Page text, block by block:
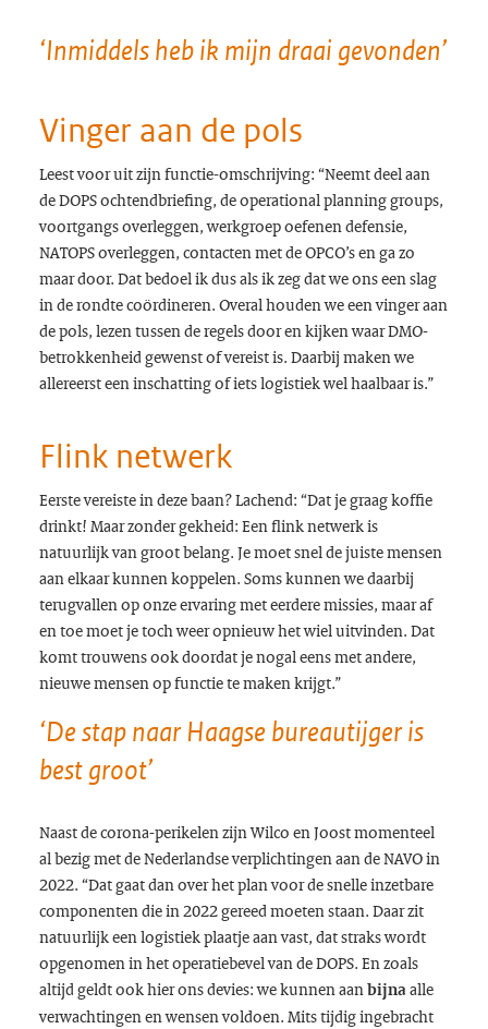
‘Inmiddels heb ik mijn draai gevonden’
Vinger aan de pols
Leest voor uit zijn functie-omschrijving: “Neemt deel aan
de DOPS ochtendbriefing, de operational planning groups,
voortgangs overleggen, werkgroep oefenen defensie,
NATOPS overleggen, contacten met de OPCO’s en ga zo
maar door. Dat bedoel ik dus als ik zeg dat we ons een slag
in de rondte coördineren. Overal houden we een vinger aan
de pols, lezen tussen de regels door en kijken waar DMO-
betrokkenheid gewenst of vereist is. Daarbij maken we
allereerst een inschatting of iets logistiek wel haalbaar is.”
Flink netwerk
Eerste vereiste in deze baan? Lachend: “Dat je graag koffie
drinkt! Maar zonder gekheid: Een flink netwerk is
natuurlijk van groot belang. Je moet snel de juiste mensen
aan elkaar kunnen koppelen. Soms kunnen we daarbij
terugvallen op onze ervaring met eerdere missies, maar af
en toe moet je toch weer opnieuw het wiel uitvinden. Dat
komt trouwens ook doordat je nogal eens met andere,
nieuwe mensen op functie te maken krijgt.”
‘De stap naar Haagse bureautijger is
best groot’
Naast de corona-perikelen zijn Wilco en Joost momenteel
al bezig met de Nederlandse verplichtingen aan de NAVO in
2022. “Dat gaat dan over het plan voor de snelle inzetbare
componenten die in 2022 gereed moeten staan. Daar zit
natuurlijk een logistiek plaatje aan vast, dat straks wordt
opgenomen in het operatiebevel van de DOPS. En zoals
altijd geldt ook hier ons devies: we kunnen aan bijna alle
verwachtingen en wensen voldoen. Mits tijdig ingebracht